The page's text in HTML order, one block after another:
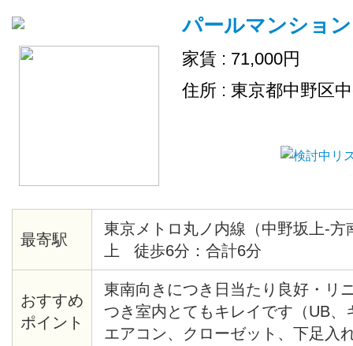
パールマンション
家賃 : 71,000円
住所 : 東京都中野区
最寄駅
東京メトロ丸ノ内線（中野坂上-方
上 徒歩6分：合計6分
おすすめ
ポイント
東南向きにつき日当たり良好・リ
つき室内とてもキレイです（UB、
エアコン、クローゼット、下足入